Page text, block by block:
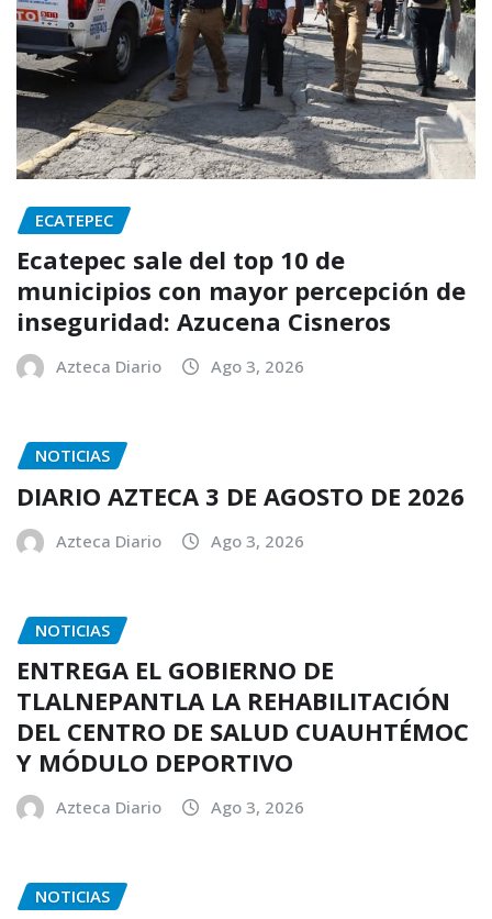
ECATEPEC
Ecatepec sale del top 10 de
municipios con mayor percepción de
inseguridad: Azucena Cisneros
Azteca Diario Ago 3, 2026
NOTICIAS
DIARIO AZTECA 3 DE AGOSTO DE 2026
Azteca Diario Ago 3, 2026
NOTICIAS
ENTREGA EL GOBIERNO DE
TLALNEPANTLA LA REHABILITACIÓN
DEL CENTRO DE SALUD CUAUHTÉMOC
Y MÓDULO DEPORTIVO
Azteca Diario Ago 3, 2026
NOTICIAS